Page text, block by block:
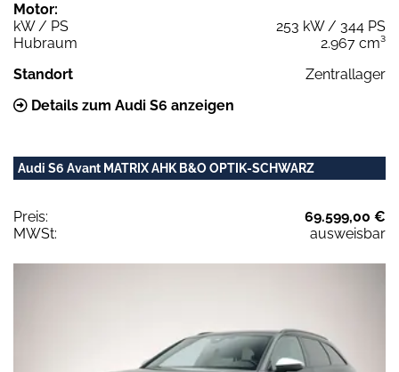
Motor:
kW / PS
253 kW / 344 PS
Hubraum
2.967 cm³
Standort
Zentrallager
Details zum Audi S6 anzeigen
Audi S6 Avant MATRIX AHK B&O OPTIK-SCHWARZ
Preis:
69.599,00 €
MWSt:
ausweisbar